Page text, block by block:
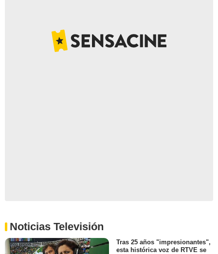
Noticias Televisión
Tras 25 años "impresionantes",
esta histórica voz de RTVE se